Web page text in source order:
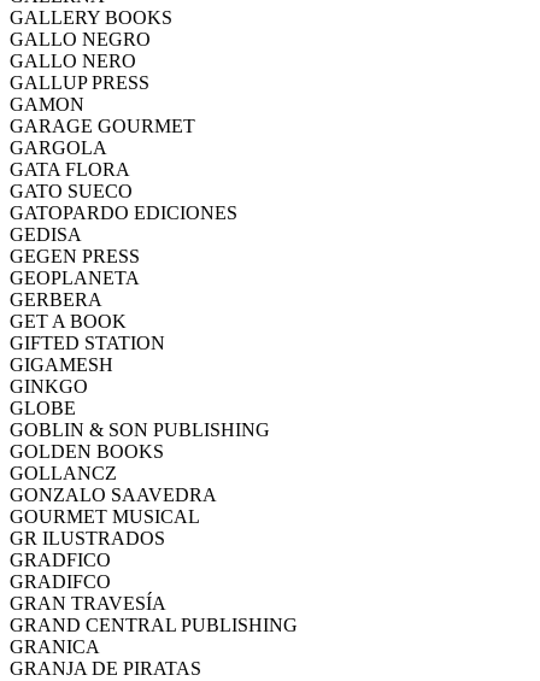
GALLERY BOOKS
GALLO NEGRO
GALLO NERO
GALLUP PRESS
GAMON
GARAGE GOURMET
GARGOLA
GATA FLORA
GATO SUECO
GATOPARDO EDICIONES
GEDISA
GEGEN PRESS
GEOPLANETA
GERBERA
GET A BOOK
GIFTED STATION
GIGAMESH
GINKGO
GLOBE
GOBLIN & SON PUBLISHING
GOLDEN BOOKS
GOLLANCZ
GONZALO SAAVEDRA
GOURMET MUSICAL
GR ILUSTRADOS
GRADFICO
GRADIFCO
GRAN TRAVESÍA
GRAND CENTRAL PUBLISHING
GRANICA
GRANJA DE PIRATAS